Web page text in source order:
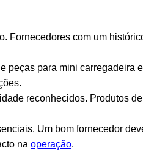
Fornecedores com um
peças para mini carregadeira
reconhecidos. Produtos
Um bom fornecedor
na operação.